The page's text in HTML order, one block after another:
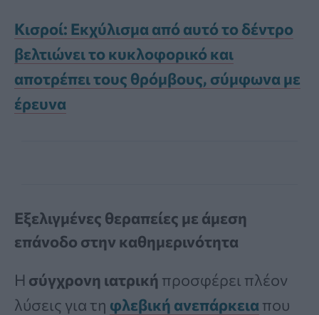
Κισροί: Εκχύλισμα από αυτό το δέντρο
βελτιώνει το κυκλοφορικό και
αποτρέπει τους θρόμβους, σύμφωνα με
έρευνα
Εξελιγμένες θεραπείες με άμεση
επάνοδο στην καθημερινότητα
Η σύγχρονη ιατρική προσφέρει πλέον
λύσεις για τη φλεβική ανεπάρκεια που